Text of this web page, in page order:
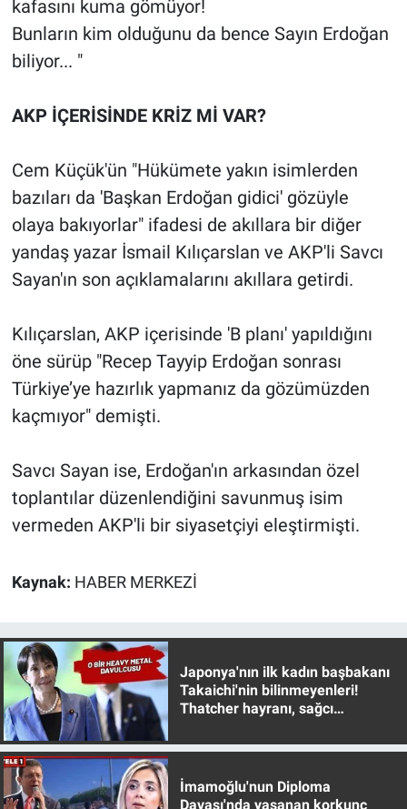
kafasını kuma gömüyor!
Bunların kim olduğunu da bence Sayın Erdoğan
biliyor... "
AKP İÇERİSİNDE KRİZ Mİ VAR?
Cem Küçük'ün "Hükümete yakın isimlerden
bazıları da 'Başkan Erdoğan gidici' gözüyle
olaya bakıyorlar" ifadesi de akıllara bir diğer
yandaş yazar İsmail Kılıçarslan ve AKP'li Savcı
Sayan'ın son açıklamalarını akıllara getirdi.
Kılıçarslan, AKP içerisinde 'B planı' yapıldığını
öne sürüp "Recep Tayyip Erdoğan sonrası
Türkiye’ye hazırlık yapmanız da gözümüzden
kaçmıyor" demişti.
Savcı Sayan ise, Erdoğan'ın arkasından özel
toplantılar düzenlendiğini savunmuş isim
vermeden AKP'li bir siyasetçiyi eleştirmişti.
Kaynak: HABER MERKEZİ
Japonya'nın ilk kadın başbakanı
Takaichi'nin bilinmeyenleri!
Thatcher hayranı, sağcı
İmamoğlu'nun Diploma
Davası'nda yaşanan korkunç
Yerel Yaşam
Canlı Yayın